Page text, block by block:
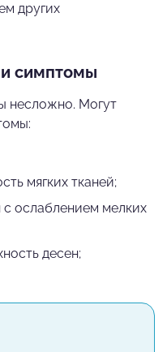
других
симптомы
несложно. Могут
мягких тканей;
с ослаблением мелких
десен;